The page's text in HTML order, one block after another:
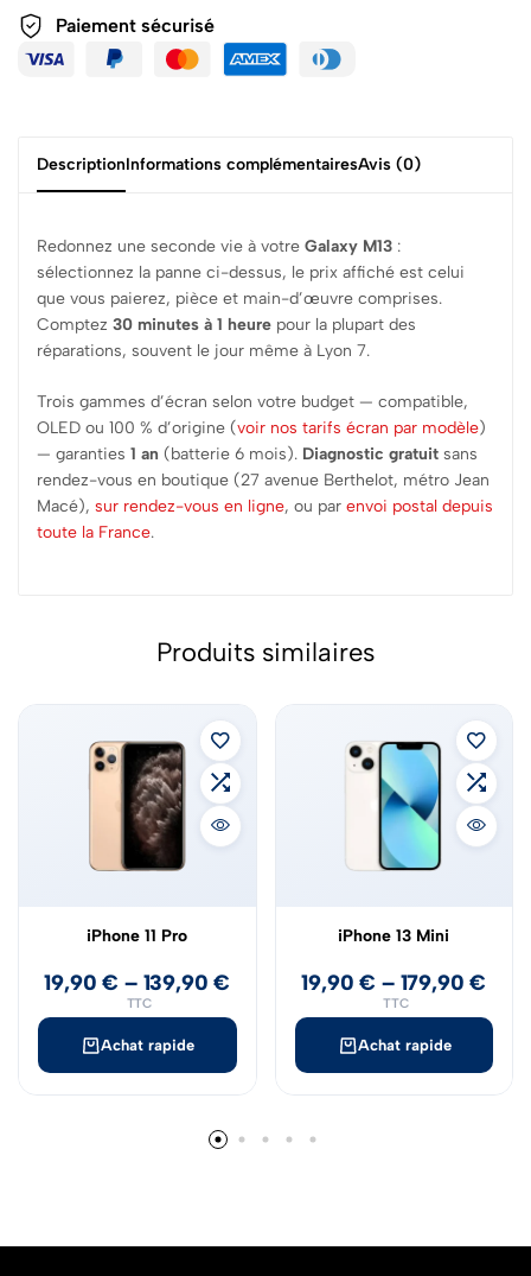
Paiement sécurisé
DescriptionInformations complémentairesAvis (0)
Redonnez une seconde vie à votre Galaxy M13 :
sélectionnez la panne ci-dessus, le prix affiché est celui
que vous paierez, pièce et main-d’œuvre comprises.
Comptez 30 minutes à 1 heure pour la plupart des
réparations, souvent le jour même à Lyon 7.
Trois gammes d’écran selon votre budget — compatible,
OLED ou 100 % d’origine (voir nos tarifs écran par modèle)
— garanties 1 an (batterie 6 mois). Diagnostic gratuit sans
rendez-vous en boutique (27 avenue Berthelot, métro Jean
Macé), sur rendez-vous en ligne, ou par envoi postal depuis
toute la France.
Produits similaires
Achat rapide
iPhone 11 Pro
19,90€ – 139,90€
TTC
Achat rapide
iPhone 13 Mini
19,90€ – 179,90€
TTC